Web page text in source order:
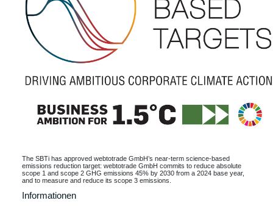
The SBTi has approved webtotrade GmbH’s near-term science-based
emissions reduction target: webtotrade GmbH commits to reduce absolute
scope 1 and scope 2 GHG emissions 45% by 2030 from a 2024 base year,
and to measure and reduce its scope 3 emissions.
Informationen